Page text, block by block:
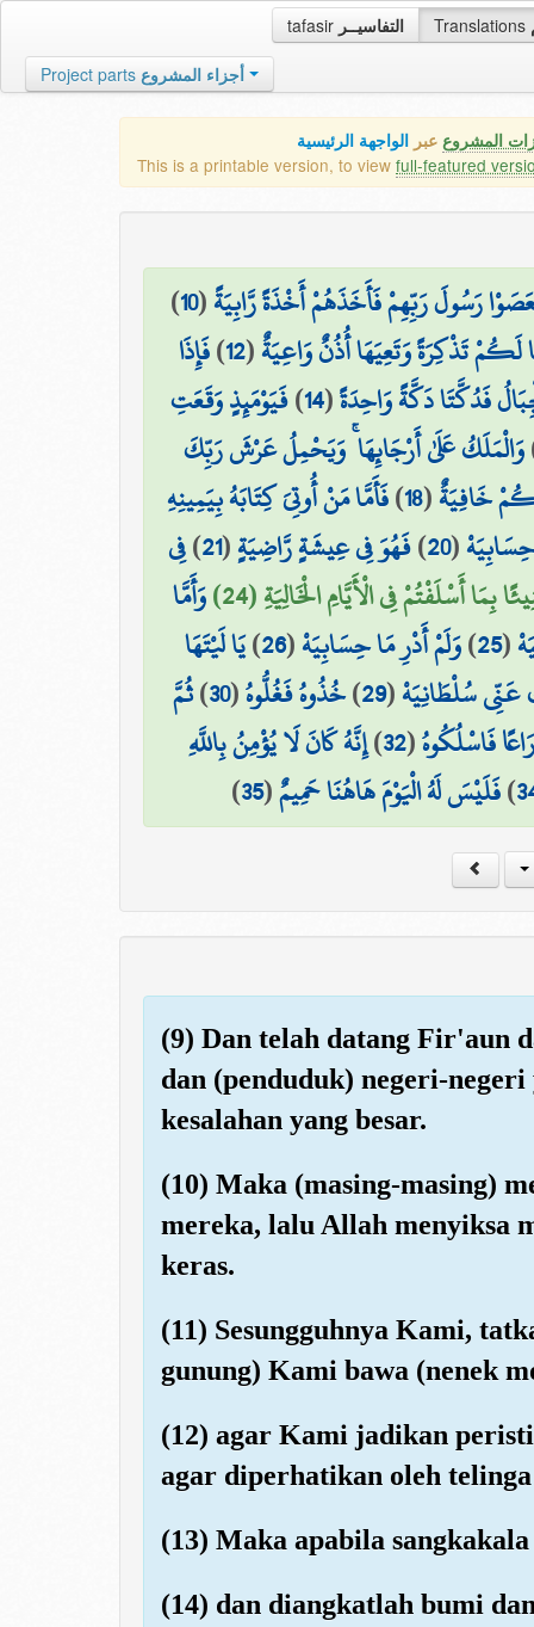
tafasir التفاسيــر Translations
Project parts أجزاء المشروع
المشروع عبر الواجهة الرئيسية
This is a printable version, to view full-featured
رَسُولَ رَبِّهِمْ فَأَخَذَهُمْ أَخْذَةً رَّابِيَةً(
10
)
لَكُمْ تَذْكِرَةً وَتَعِيَهَا أُذُنٌ وَاعِيَةٌ(
12
)فَإِذَا
فَدُكَّتَا دَكَّةً وَاحِدَةً(
14
)فَيَوْمَئِذٍ وَقَعَتِ
وَالْمَلَكُ عَلَىٰ أَرْجَائِهَا ۚ وَيَحْمِلُ عَرْشَ رَبِّكَ
خَافِيَةٌ(
18
)فَأَمَّا مَنْ أُوتِيَ كِتَابَهُ بِيَمِينِهِ
(
20
)فَهُوَ فِي عِيشَةٍ رَّاضِيَةٍ(
21
)فِي
بِمَا أَسْلَفْتُمْ فِي الْأَيَّامِ الْخَالِيَةِ (24)
وَأَمَّا
(
25
)وَلَمْ أَدْرِ مَا حِسَابِيَهْ(
26
)يَا لَيْتَهَا
سُلْطَانِيَهْ(
29
)خُذُوهُ فَغُلُّوهُ(
30
)ثُمَّ
فَاسْلُكُوهُ(
32
)إِنَّهُ كَانَ لَا يُؤْمِنُ بِاللَّهِ
)فَلَيْسَ لَهُ الْيَوْمَ هَاهُنَا حَمِيمٌ(
35
)
(9) Dan telah datang Fir'aun
dan (penduduk) negeri-
kesalahan yang besar.
(10) Maka (masing-masing)
mereka, lalu Allah menyiksa
keras.
(11) Sesungguhnya Kami,
gunung) Kami bawa (nenek
(12) agar Kami jadikan
agar diperhatikan oleh
(13) Maka apabila
(14) dan diangkatlah bumi